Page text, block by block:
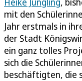
mit den
Jahr erstmals in
der Stadt
ein ganz tolles
sich die
beschäftigten, die